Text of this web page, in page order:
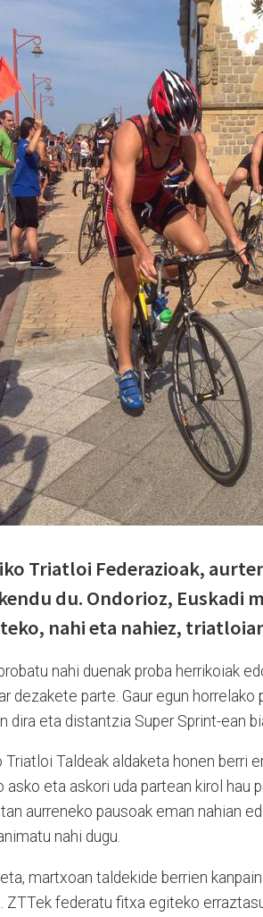
Triatloi Federazioak,
du. Ondorioz,
nahi eta nahiez,
nahi duenak proba herrikoiak
dezakete parte. Gaur egun
dira eta distantzia Super Sprint-ean
Triatloi Taldeak aldaketa honen berri
asko eta askori uda partean kirol hau
aurreneko pausoak eman nahian
nahi dugu.
martxoan taldekide berrien
ZTTek federatu fitxa egiteko